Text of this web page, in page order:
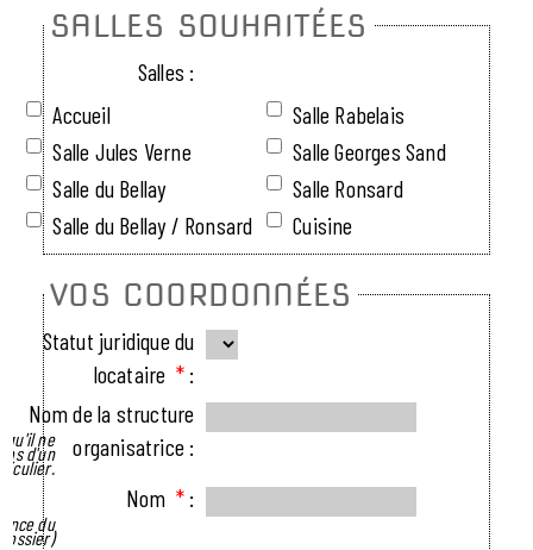
SALLES SOUHAITÉES
Salles :
Accueil
Salle Rabelais
Salle Jules Verne
Salle Georges Sand
Salle du Bellay
Salle Ronsard
Salle du Bellay / Ronsard
Cuisine
VOS COORDONNÉES
Statut juridique du
locataire * :
Nom de la structure
organisatrice :
ne
d'un
Nom * :
du
dossier)